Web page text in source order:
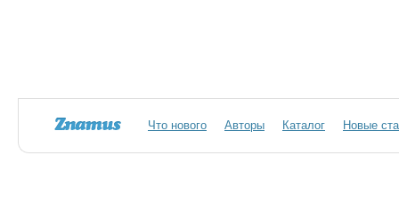
Что нового Авторы Каталог Новые